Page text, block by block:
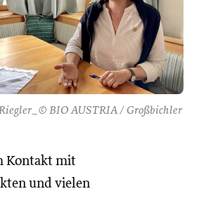
BIO AUSTRIA / Großbichler
Kontakt mit
und vielen